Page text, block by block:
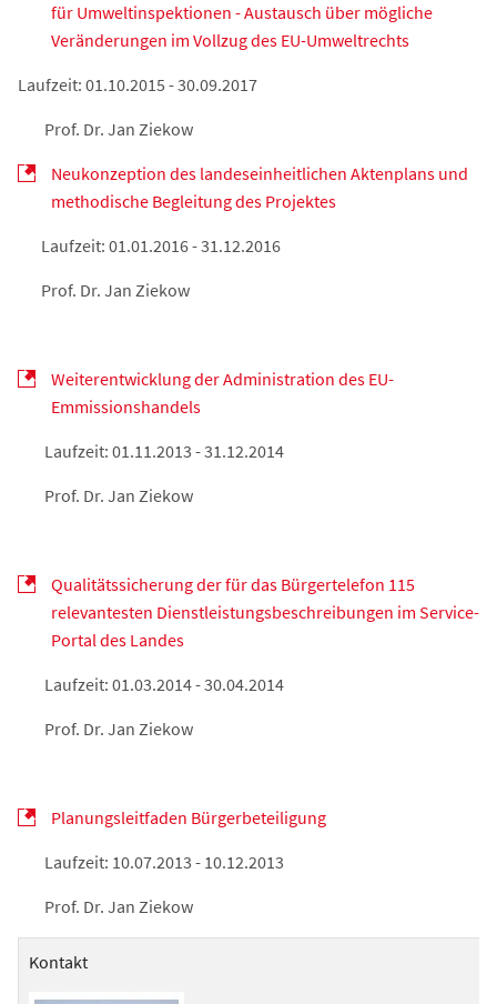
für Umweltinspektionen - Austausch über mögliche
Veränderungen im Vollzug des EU-Umweltrechts
Laufzeit: 01.10.2015 - 30.09.2017
Prof. Dr. Jan Ziekow
Neukonzeption des landeseinheitlichen Aktenplans und
methodische Begleitung des Projektes
Laufzeit: 01.01.2016 - 31.12.2016
Prof. Dr. Jan Ziekow
Weiterentwicklung der Administration des EU-
Emmissionshandels
Laufzeit: 01.11.2013 - 31.12.2014
Prof. Dr. Jan Ziekow
Qualitätssicherung der für das Bürgertelefon 115
relevantesten Dienstleistungsbeschreibungen im Service-
Portal des Landes
Laufzeit: 01.03.2014 - 30.04.2014
Prof. Dr. Jan Ziekow
Planungsleitfaden Bürgerbeteiligung
Laufzeit: 10.07.2013 - 10.12.2013
Prof. Dr. Jan Ziekow
Kontakt